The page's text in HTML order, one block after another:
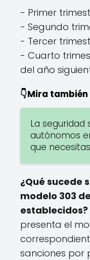
- Primer
- Segundo
- Tercer
- Cuarto
del año
👇Mira también
La seguridad
autónomos
que
¿Qué sucede
modelo 303
establecidos?
presenta el
sanciones por